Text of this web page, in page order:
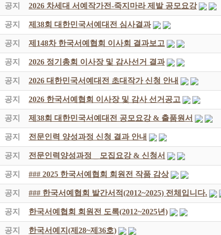
공지 2026 차세대 서예작가전-죽지마라 제발 공모요강
공지 제38회 대한민국서예대전 심사결과
공지 제148차 한국서예협회 이사회 결과보고
공지 2026 정기총회 이사장 및 감사선거 결과
공지 2026 대한민국서예대전 초대작가 신청 안내
공지 2026 한국서예협회 이사장 및 감사 선거공고
공지 제38회 대한민국서예대전 공모요강 & 출품원서
공지 전문인력 양성과정 신청 결과 안내
공지 전문인력양성과정 _ 모집요강 & 신청서
공지 ### 2025 한국서예협회 회원전 작품 감상
공지 ### 한국서예협회 발간서적(2012~2025) 전체입니다.
공지 한국서예협회 회원전 도록(2012~2025년)
공지 한국서예지(제28~제36호)